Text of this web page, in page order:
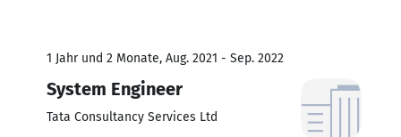
1 Jahr und 2 Monate, Aug. 2021 - Sep. 2022
System Engineer
Tata Consultancy Services Ltd